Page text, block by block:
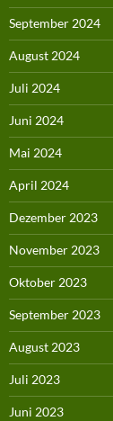
September 2024
August 2024
Juli 2024
Juni 2024
Mai 2024
April 2024
Dezember 2023
November 2023
Oktober 2023
September 2023
August 2023
Juli 2023
Juni 2023